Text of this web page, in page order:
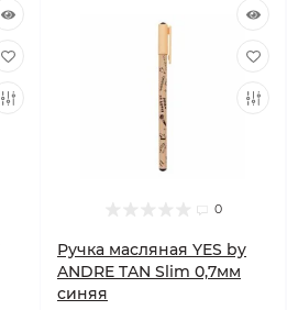
0
Ручка масляная YES by
ANDRE TAN Slim 0,7мм
синяя